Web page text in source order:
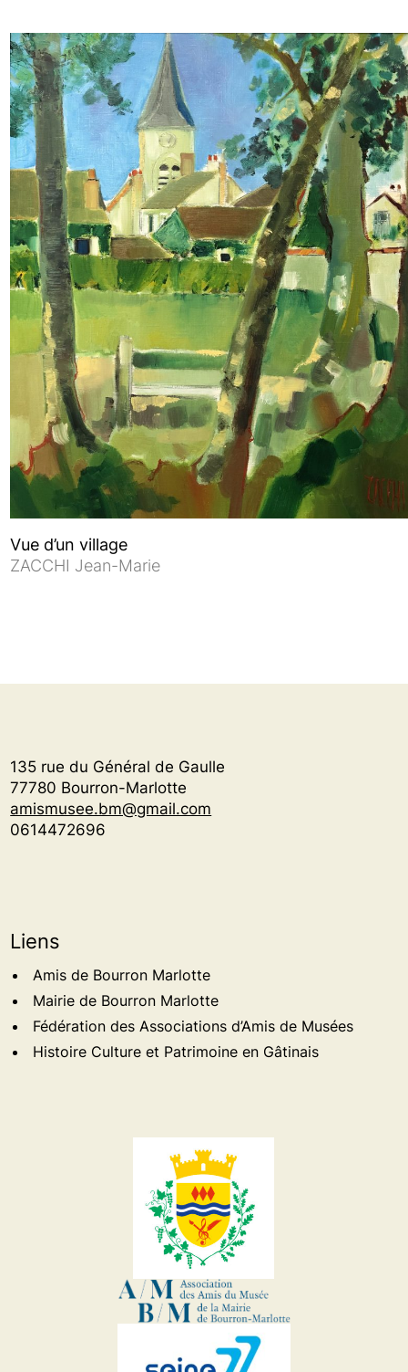
Vue d’un village
ZACCHI Jean-Marie
135 rue du Général de Gaulle
77780 Bourron-Marlotte
amismusee.bm@gmail.com
0614472696
Liens
Amis de Bourron Marlotte
Mairie de Bourron Marlotte
Fédération des Associations d’Amis de Musées
Histoire Culture et Patrimoine en Gâtinais